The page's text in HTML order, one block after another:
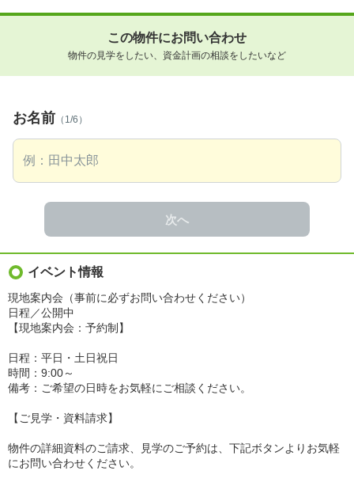
この物件にお問い合わせ
物件の見学をしたい、資金計画の相談をしたいなど
お名前 （1/6）
次へ
イベント情報
現地案内会（事前に必ずお問い合わせください）
日程／公開中
【現地案内会：予約制】
日程：平日・土日祝日
時間：9:00～
備考：ご希望の日時をお気軽にご相談ください。
【ご見学・資料請求】
物件の詳細資料のご請求、見学のご予約は、下記ボタンよりお気軽
にお問い合わせください。